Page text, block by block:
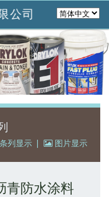
公司
列显示 | 图片显示
青防水涂料